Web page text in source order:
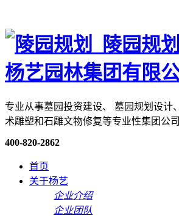
专业从事墓园投资建设、 墓园规划设计
术雕塑和石雕文物修复等专业性集团公司
400-820-2862
首页
关于杨艺
企业介绍
企业团队